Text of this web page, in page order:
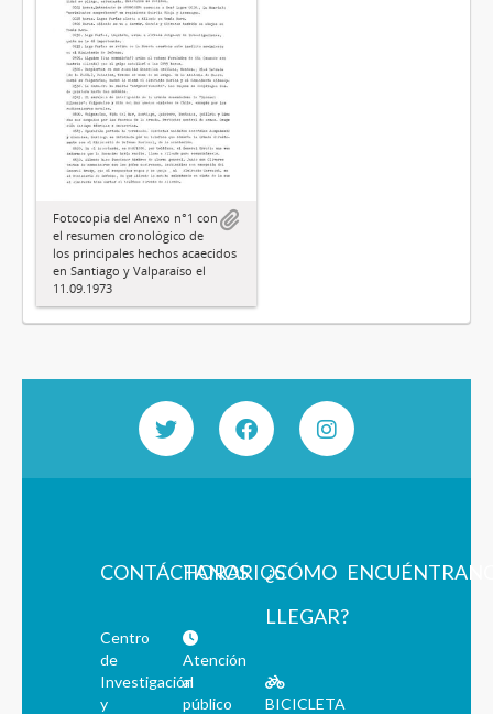
Fotocopia del Anexo n°1 con
el resumen cronológico de
los principales hechos acaecidos
en Santiago y Valparaíso el
11.09.1973
CONTÁCTANOS
Centro
de
Investigación
y
HORARIOS
Atención
al
público
¿CÓMO
LLEGAR?
BICICLETA